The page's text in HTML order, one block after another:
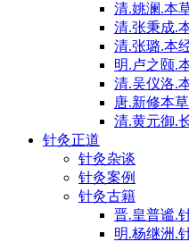
清.姚澜.本
清.张秉成.
清.张璐.本
明.卢之颐.
清.吴仪洛.
唐.新修本草
清.黄元御.
针灸正道
针灸杂谈
针灸案例
针灸古籍
晋.皇普谧.
明.杨继洲.